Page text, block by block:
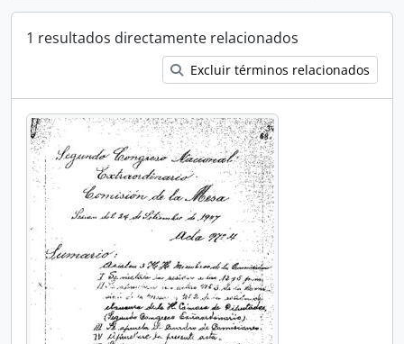
1 resultados directamente relacionados
Excluir términos relacionados